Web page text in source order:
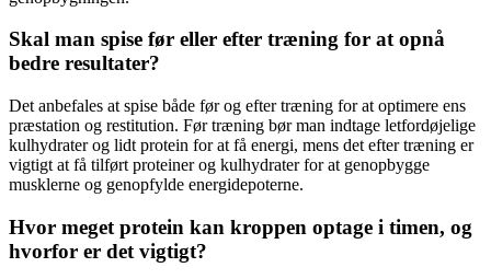
Skal man spise før eller efter træning for at opnå
bedre resultater?
Det anbefales at spise både før og efter træning for at optimere ens
præstation og restitution. Før træning bør man indtage letfordøjelige
kulhydrater og lidt protein for at få energi, mens det efter træning er
vigtigt at få tilført proteiner og kulhydrater for at genopbygge
musklerne og genopfylde energidepoterne.
Hvor meget protein kan kroppen optage i timen, og
hvorfor er det vigtigt?